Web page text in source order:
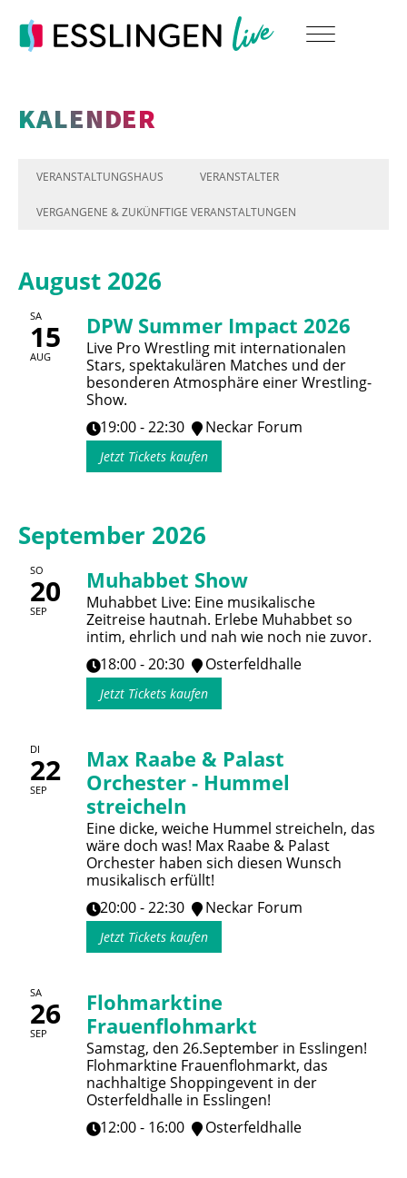
KALENDER
VERANSTALTUNGSHAUS VERANSTALTER
VERGANGENE & ZUKÜNFTIGE VERANSTALTUNGEN
August 2026
SA
15
AUG
DPW Summer Impact 2026
Live Pro Wrestling mit internationalen
Stars, spektakulären Matches und der
besonderen Atmosphäre einer Wrestling-
Show.
19:00 - 22:30
Neckar Forum
Jetzt Tickets kaufen
September 2026
SO
20
SEP
Muhabbet Show
Muhabbet Live: Eine musikalische
Zeitreise hautnah. Erlebe Muhabbet so
intim, ehrlich und nah wie noch nie zuvor.
18:00 - 20:30
Osterfeldhalle
Jetzt Tickets kaufen
DI
22
SEP
Max Raabe & Palast
Orchester - Hummel
streicheln
Eine dicke, weiche Hummel streicheln, das
wäre doch was! Max Raabe & Palast
Orchester haben sich diesen Wunsch
musikalisch erfüllt!
20:00 - 22:30
Neckar Forum
Jetzt Tickets kaufen
SA
26
SEP
Flohmarktine
Frauenflohmarkt
Samstag, den 26.September in Esslingen!
Flohmarktine Frauenflohmarkt, das
nachhaltige Shoppingevent in der
Osterfeldhalle in Esslingen!
12:00 - 16:00
Osterfeldhalle